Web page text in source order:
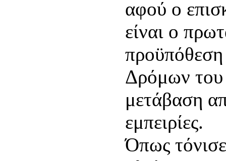
αφού ο
είναι ο
προϋπόθεση
Δρόμων του
μετάβαση
εμπειρίες.
Όπως